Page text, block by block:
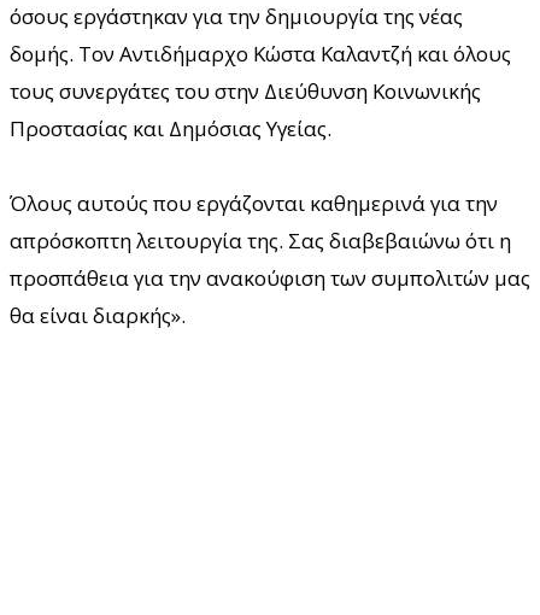
όσους εργάστηκαν για την δημιουργία της νέας
δομής. Τον Αντιδήμαρχο Κώστα Καλαντζή και όλους
τους συνεργάτες του στην Διεύθυνση Κοινωνικής
Προστασίας και Δημόσιας Υγείας.
Όλους αυτούς που εργάζονται καθημερινά για την
απρόσκοπτη λειτουργία της. Σας διαβεβαιώνω ότι η
προσπάθεια για την ανακούφιση των συμπολιτών μας
θα είναι διαρκής».